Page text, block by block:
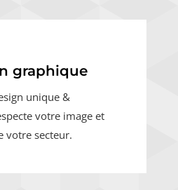
graphique
unique &
votre image et
votre secteur.